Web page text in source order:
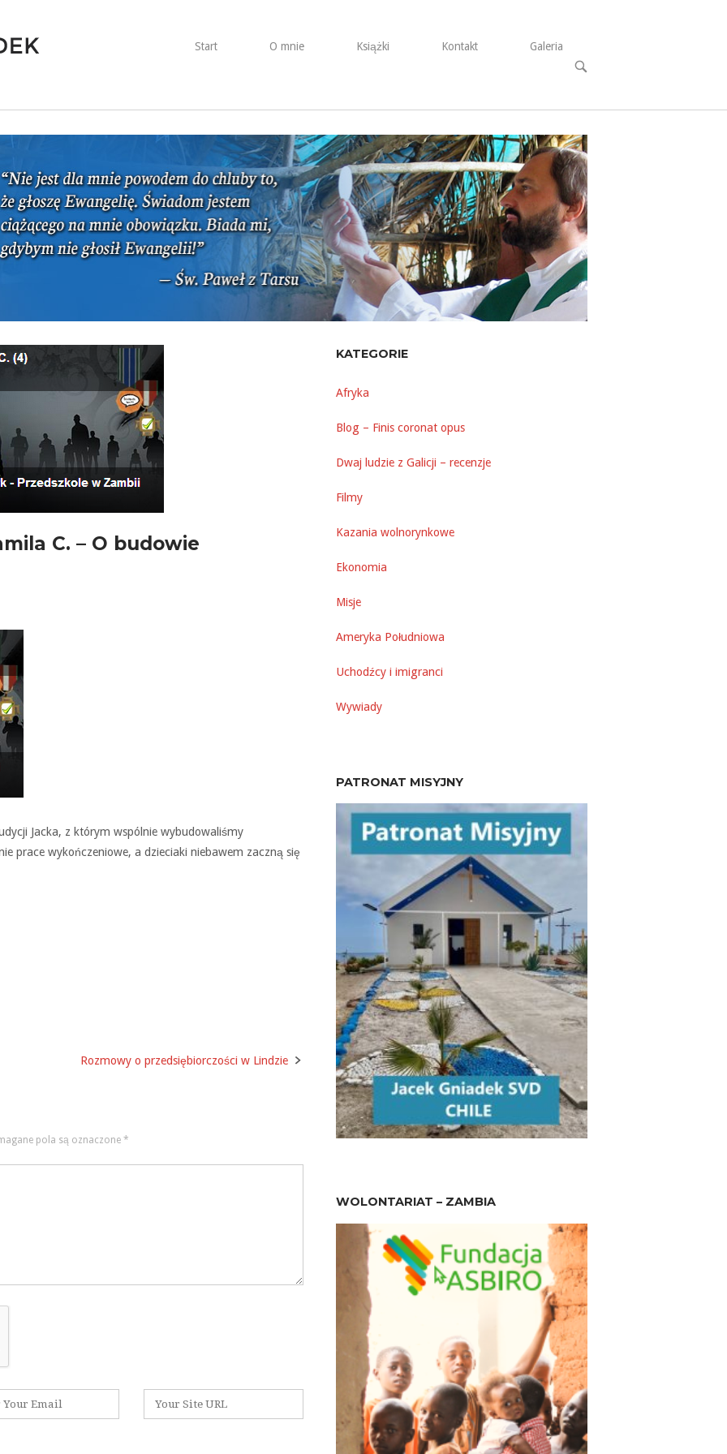
Start
O mnie Książki Kontakt
Galeria
Open
C. – O budowie
Jacka, z którym wspólnie wybudowaliśmy
prace wykończeniowe, a dzieciaki niebawem zaczną się
Rozmowy o przedsiębiorczości w Lindzie
pola są oznaczone *
Witryna
internetowa
KATEGORIE
Afryka
Blog – Finis coronat opus
Dwaj ludzie z Galicji – recenzje
Filmy
Kazania wolnorynkowe
Ekonomia
Misje
Ameryka Południowa
Uchodźcy i imigranci
Wywiady
PATRONAT MISYJNY
WOLONTARIAT – ZAMBIA